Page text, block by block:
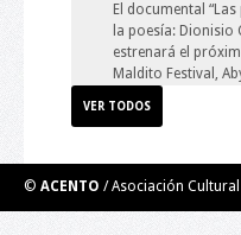
El documental
la poesía: Dionisio
estrenará el
Maldito Festival,
VER TODOS
© ACENTO / Asociación